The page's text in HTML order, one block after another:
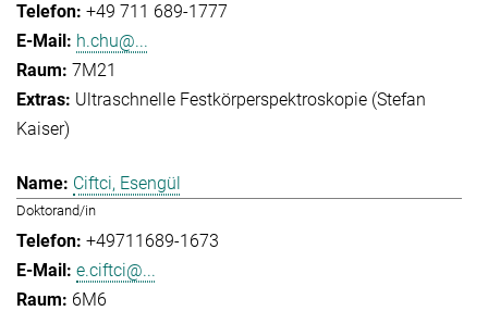
+49 711 689-1777
h.chu@...
7M21
Ultraschnelle Festkörperspektroskopie (Stefan
Kaiser)
Ciftci, Esengül
Doktorand/in
+49711689-1673
e.ciftci@...
6M6